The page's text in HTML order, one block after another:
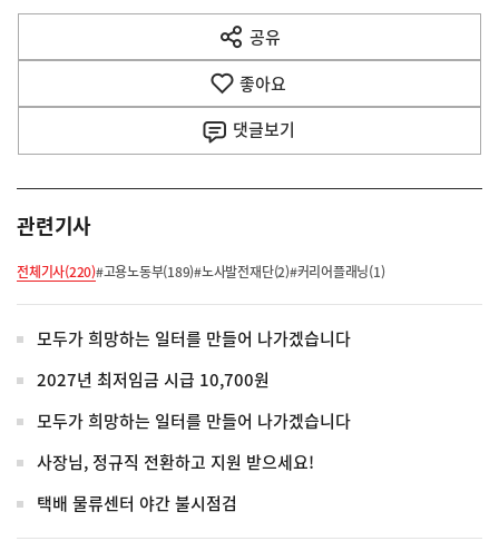
다
음
공유
열
기
좋아요
댓글보기
관련기사
전체기사(220)#고용노동부(189)#노사발전재단(2)#커리어플래닝(1)
모두가 희망하는 일터를 만들어 나가겠습니다
2027년 최저임금 시급 10,700원
모두가 희망하는 일터를 만들어 나가겠습니다
사장님, 정규직 전환하고 지원 받으세요!
택배 물류센터 야간 불시점검